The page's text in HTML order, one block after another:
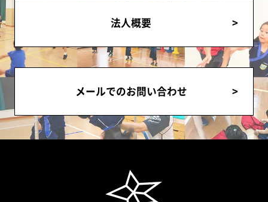
法人概要
メールでのお問い合わせ